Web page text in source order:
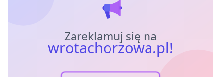
Zareklamuj się na
wrotachorzowa.pl!